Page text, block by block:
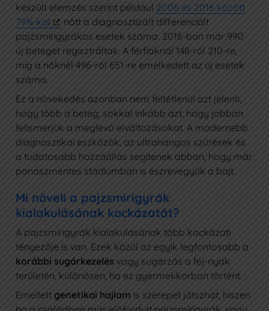
készült elemzés szerint például 2006 és 2016 között
79%-kal
nőtt a diagnosztizált differenciált
pajzsmirigyrákos esetek száma. 2016-ban már 990
új beteget regisztráltak. A férfiaknál 148-ról 210-re,
míg a nőknél 496-ról 651-re emelkedett az új esetek
száma.
Ez a növekedés azonban nem feltétlenül azt jelenti,
hogy több a beteg, sokkal inkább azt, hogy jobban
felismerjük a meglévő elváltozásokat. A modernebb
diagnosztikai eszközök, az ultrahangos szűrések és
a tudatosabb hozzáállás segítenek abban, hogy már
panaszmentes stádiumban is észrevegyük a bajt.
Mi növeli a pajzsmirigyrák
kialakulásának kockázatát?
A pajzsmirigyrák kialakulásának több kockázati
tényezője is van. Ezek közül az egyik legfontosabb a
korábbi sugárkezelés vagy sugárzás a fej-nyak
területén, különösen, ha ez gyermekkorban történt.
Emellett genetikai hajlam is szerepet játszhat, hiszen